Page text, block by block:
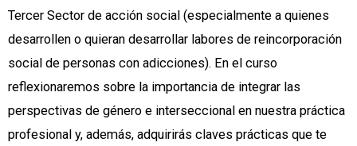
Tercer Sector de acción social (especialmente a quienes
desarrollen o quieran desarrollar labores de reincorporación
social de personas con adicciones). En el curso
reflexionaremos sobre la importancia de integrar las
perspectivas de género e interseccional en nuestra práctica
profesional y, además, adquirirás claves prácticas que te